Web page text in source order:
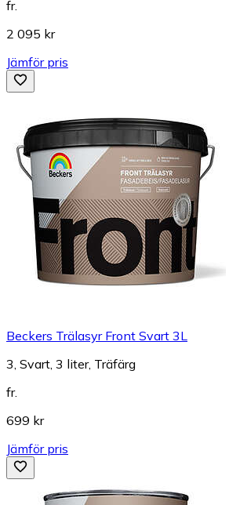
fr.
2 095 kr
Jämför pris
Beckers Trälasyr Front Svart 3L
3, Svart, 3 liter, Träfärg
fr.
699 kr
Jämför pris